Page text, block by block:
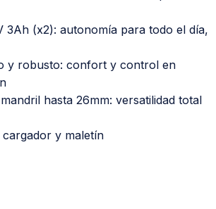
3Ah (x2): autonomía para todo el día,
y robusto: confort y control en
hasta 26mm: versatilidad total
y maletín